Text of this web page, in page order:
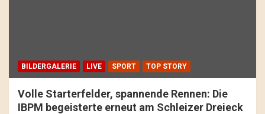
BILDERGALERIE LIVE SPORT TOP STORY
Volle Starterfelder, spannende Rennen: Die
IBPM begeisterte erneut am Schleizer Dreieck